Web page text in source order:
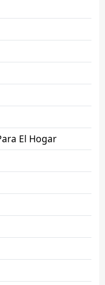
El Hogar